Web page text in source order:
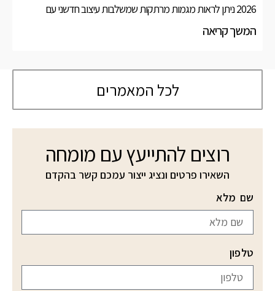
2026 ניתן לראות מגמות מרתקות שמשלבות עיצוב חדשני עם
המשך קריאה
לכל המאמרים
רוצים להתייעץ עם מומחה
השאירו פרטים ונציג ייצור עמכם קשר בהקדם
שם מלא
טלפון